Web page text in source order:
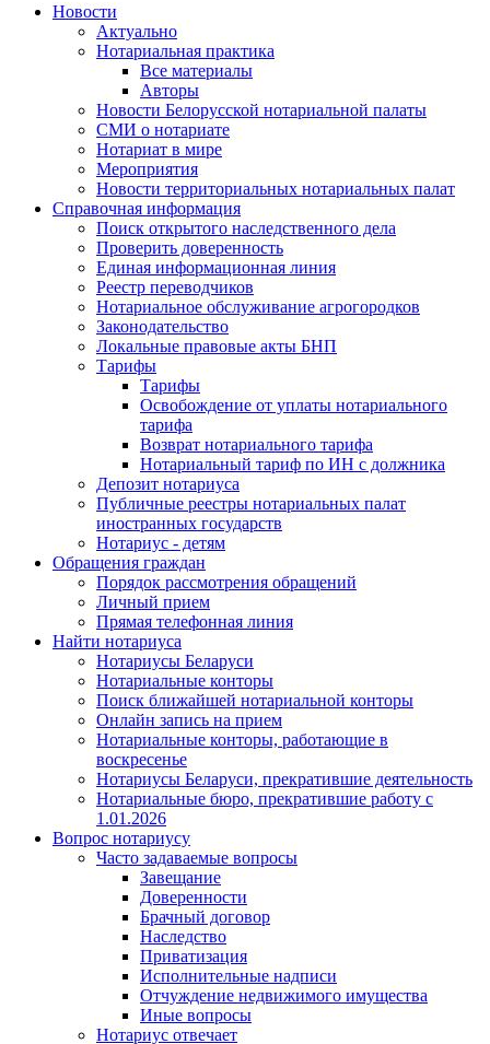
Новости
Актуально
Нотариальная практика
Все материалы
Авторы
Новости Белорусской нотариальной палаты
СМИ о нотариате
Нотариат в мире
Мероприятия
Новости территориальных нотариальных палат
Справочная информация
Поиск открытого наследственного дела
Проверить доверенность
Единая информационная линия
Реестр переводчиков
Нотариальное обслуживание агрогородков
Законодательство
Локальные правовые акты БНП
Тарифы
Тарифы
Освобождение от уплаты нотариального
тарифа
Возврат нотариального тарифа
Нотариальный тариф по ИН с должника
Депозит нотариуса
Публичные реестры нотариальных палат
иностранных государств
Нотариус - детям
Обращения граждан
Порядок рассмотрения обращений
Личный прием
Прямая телефонная линия
Найти нотариуса
Нотариусы Беларуси
Нотариальные конторы
Поиск ближайшей нотариальной конторы
Онлайн запись на прием
Нотариальные конторы, работающие в
воскресенье
Нотариусы Беларуси, прекратившие деятельность
Нотариальные бюро, прекратившие работу с
1.01.2026
Вопрос нотариусу
Часто задаваемые вопросы
Завещание
Доверенности
Брачный договор
Наследство
Приватизация
Исполнительные надписи
Отчуждение недвижимого имущества
Иные вопросы
Нотариус отвечает